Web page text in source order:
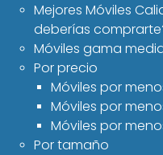
Mejores Móviles
deberías
Móviles gama
Por precio
Móviles por
Móviles por
Móviles por
Por tamaño